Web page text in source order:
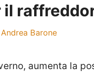
il
Andrea Barone
aumenta la